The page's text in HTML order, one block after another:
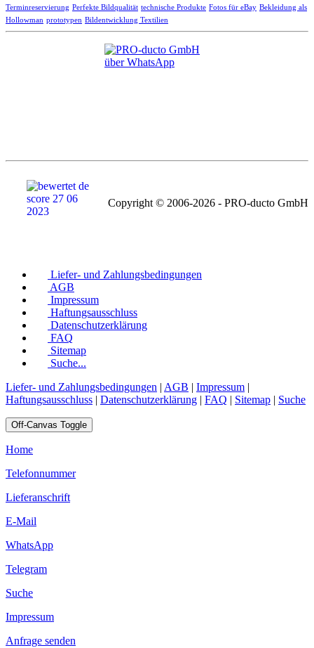
Terminreservierung Perfekte Bildqualität technische Produkte Fotos für eBay Bekleidung als
Hollowman prototypen Bildentwicklung Textilien
Copyright © 2006-2026 - PRO-ducto GmbH
Liefer- und Zahlungsbedingungen
AGB
Impressum
Haftungsausschluss
Datenschutzerklärung
FAQ
Sitemap
Suche...
Liefer- und Zahlungsbedingungen | AGB | Impressum |
Haftungsausschluss | Datenschutzerklärung | FAQ | Sitemap | Suche
Off-Canvas Toggle
Home
Telefonnummer
Lieferanschrift
E-Mail
WhatsApp
Telegram
Suche
Impressum
Anfrage senden